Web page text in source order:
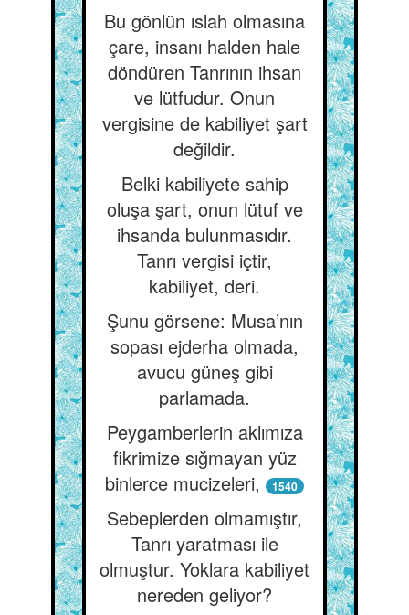
Bu gönlün ıslah olmasına
çare, insanı halden hale
döndüren Tanrının ihsan
ve lütfudur. Onun
vergisine de kabiliyet şart
değildir.
Belki kabiliyete sahip
oluşa şart, onun lütuf ve
ihsanda bulunmasıdır.
Tanrı vergisi içtir,
kabiliyet, deri.
Şunu görsene: Musa’nın
sopası ejderha olmada,
avucu güneş gibi
parlamada.
Peygamberlerin aklımıza
fikrimize sığmayan yüz
binlerce mucizeleri,
1540
Sebeplerden olmamıştır,
Tanrı yaratması ile
olmuştur. Yoklara kabiliyet
nereden geliyor?